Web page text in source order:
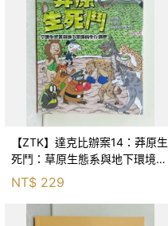
【ZTK】達克比辦案14：莽原生
死鬥：草原生態系與地下環境的
生存適應_柯智元
NT$ 229